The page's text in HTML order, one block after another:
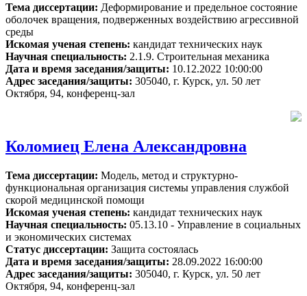
Тема диссертации: Деформирование и предельное состояние
оболочек вращения, подверженных воздействию агрессивной
среды
Искомая ученая степень: кандидат технических наук
Научная специальность: 2.1.9. Строительная механика
Дата и время заседания/защиты: 10.12.2022 10:00:00
Адрес заседания/защиты: 305040, г. Курск, ул. 50 лет
Октября, 94, конференц-зал
Коломиец Елена Александровна
Тема диссертации: Модель, метод и структурно-
функциональная организация системы управления службой
скорой медицинской помощи
Искомая ученая степень: кандидат технических наук
Научная специальность: 05.13.10 - Управление в социальных
и экономических системах
Статус диссертации: Защита состоялась
Дата и время заседания/защиты: 28.09.2022 16:00:00
Адрес заседания/защиты: 305040, г. Курск, ул. 50 лет
Октября, 94, конференц-зал